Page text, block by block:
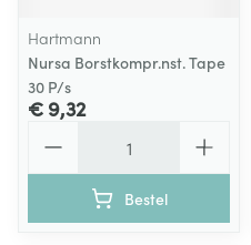
Hartmann
Nursa Borstkompr.nst. Tape
30 P/s
€ 9,32
Bestel